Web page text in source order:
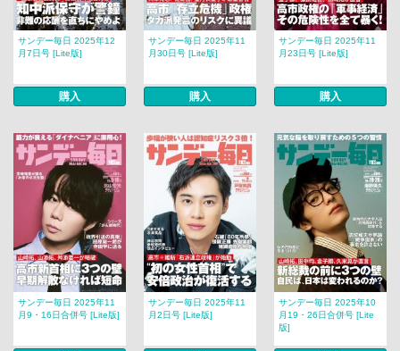
サンデー毎日 2025年12
月7日号 [Lite版]
購入
サンデー毎日 2025年11
月30日号 [Lite版]
購入
サンデー毎日 2025年11
月23日号 [Lite版]
購入
サンデー毎日 2025年11
月9・16日合併号 [Lite版]
サンデー毎日 2025年11
月2日号 [Lite版]
サンデー毎日 2025年10
月19・26日合併号 [Lite
版]